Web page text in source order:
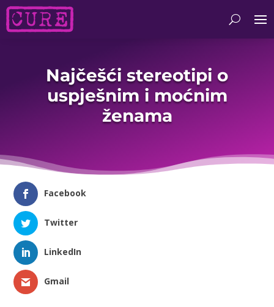
Najčešći stereotipi o
uspješnim i moćnim
ženama
Facebook
Twitter
LinkedIn
Gmail